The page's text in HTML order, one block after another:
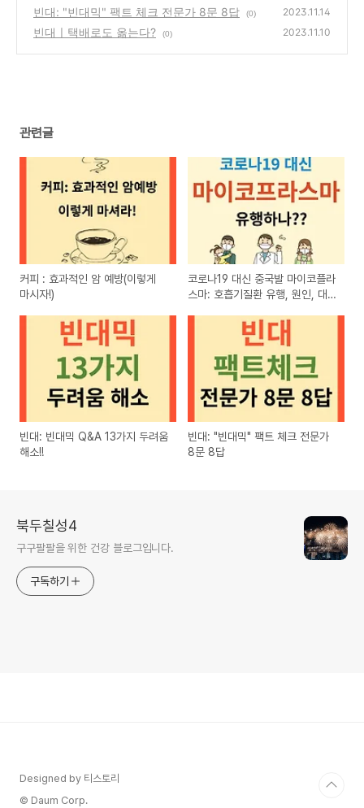
빈대: "빈대믹" 팩트 체크 전문가 8문 8답 (0) 2023.11.14
빈대ㅣ택배로도 옮는다? (0) 2023.11.10
관련글
커피 : 효과적인 암 예방(이렇게
마시자!)
코로나19 대신 중국발 마이코플라
스마: 호흡기질환 유행, 원인, 대
빈대: 빈대믹 Q&A 13가지 두려움
해소!!
빈대: "빈대믹" 팩트 체크 전문가
8문 8답
북두칠성4
구구팔팔을 위한 건강 블로그입니다.
구독하기
Designed by 티스토리
© Daum Corp.